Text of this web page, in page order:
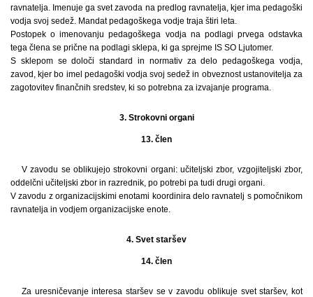
ravnatelja. Imenuje ga svet zavoda na predlog ravnatelja, kjer ima pedagoški
vodja svoj sedež. Mandat pedagoškega vodje traja štiri leta.
Postopek o imenovanju pedagoškega vodja na podlagi prvega odstavka
tega člena se prične na podlagi sklepa, ki ga sprejme IS SO Ljutomer.
S sklepom se določi standard in normativ za delo pedagoškega vodja,
zavod, kjer bo imel pedagoški vodja svoj sedež in obveznost ustanovitelja za
zagotovitev finančnih sredstev, ki so potrebna za izvajanje programa.
3. Strokovni organi
13. člen
V zavodu se oblikujejo strokovni organi: učiteljski zbor, vzgojiteljski zbor,
oddelčni učiteljski zbor in razrednik, po potrebi pa tudi drugi organi.
V zavodu z organizacijskimi enotami koordinira delo ravnatelj s pomočnikom
ravnatelja in vodjem organizacijske enote.
4. Svet staršev
14. člen
Za uresničevanje interesa staršev se v zavodu oblikuje svet staršev, kot